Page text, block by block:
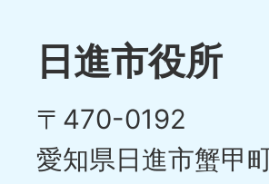
イ
目
の
ス
ラ
日進市役所
〒470-0192
愛知県日進市蟹甲